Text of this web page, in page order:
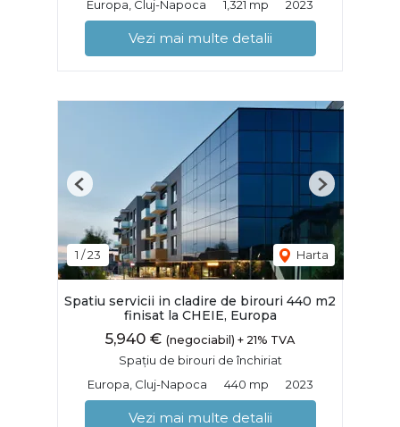
Europa, Cluj-Napoca 1,321 mp 2023
Vezi mai multe detalii
1 /23 Harta
Previous Next
Spatiu servicii in cladire de birouri 440 m2
finisat la CHEIE, Europa
5,940 € (negociabil) + 21% TVA
Spațiu de birouri de închiriat
Europa, Cluj-Napoca
440 mp 2023
Vezi mai multe detalii